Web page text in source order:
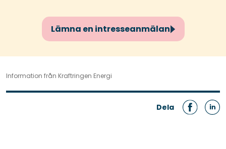
Lämna en intresseanmälan
Information från Kraftringen Energi
Dela